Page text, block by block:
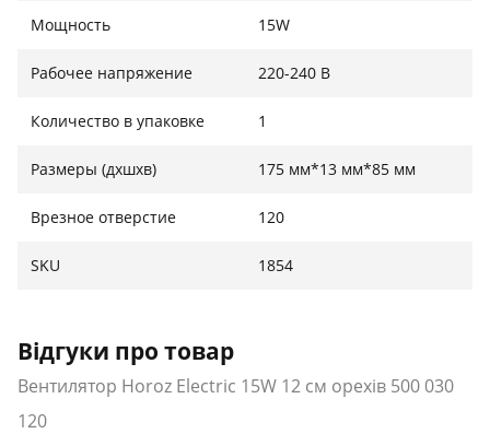
Мощность 15W
Рабочее напряжение 220-240 В
Количество в упаковке 1
Размеры (дхшхв) 175 мм*13 мм*85 мм
Врезное отверстие 120
SKU 1854
Відгуки про товар
Вентилятор Horoz Electric 15W 12 см орехів 500 030
120